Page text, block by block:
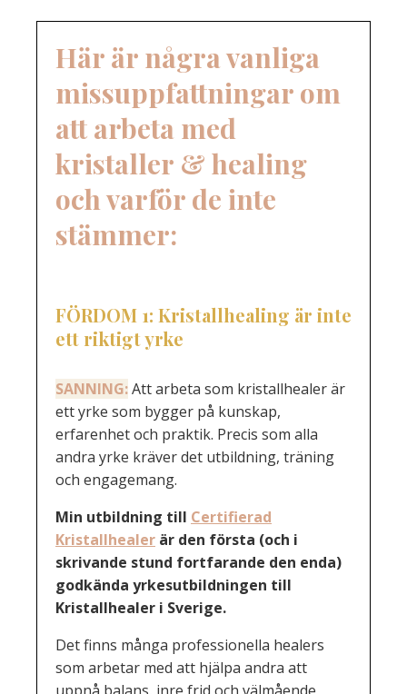
Här är några vanliga
missuppfattningar om
att arbeta med
kristaller & healing
och varför de inte
stämmer:
FÖRDOM 1: Kristallhealing är inte
ett riktigt yrke
SANNING:Att arbeta som kristallhealer är
ett yrke som bygger på kunskap,
erfarenhet och praktik. Precis som alla
andra yrke kräver det utbildning, träning
och engagemang.
Min utbildning till Certifierad
Kristallhealer är den första (och i
skrivande stund fortfarande den enda)
godkända yrkesutbildningen till
Kristallhealer i Sverige.
Det finns många professionella healers
som arbetar med att hjälpa andra att
uppnå balans, inre frid och välmående